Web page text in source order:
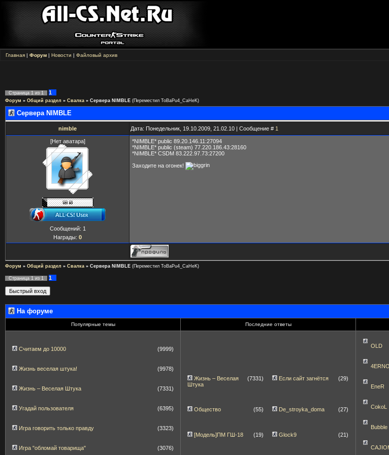
Главная | Форум | Новости | Файловый архив
Страница 1 из 1 1
Форум » Общий раздел » Свалка » Сервера NIMBLE (Переместил ToBaPu4_CaHeK)
Сервера NIMBLE
nimble Дата: Понедельник, 19.10.2009, 21.02.10 | Сообщение # 1
[Нет аватара]
Сообщений: 1
Награды: 0
*NIMBLE* public 89.20.146.11:27094
*NIMBLE* public (steam) 77.220.186.43:28160
*NIMBLE* CSDM 83.222.97.73:27200
Заходите на огонек!
Форум » Общий раздел » Свалка » Сервера NIMBLE (Переместил ToBaPu4_CaHeK)
Страница 1 из 1
1
На форуме
Популярные темы Последние ответы
Считаем до 10000 (9999)
Жизнь веселая штука! (9978)
Жизнь – Веселая Штука (7331)
Угадай пользователя (6395)
Игра говорить только правду (3323)
Игра "обломай товарища" (3076)
Жизнь – Веселая
Штука
(7331) Если сайт загнётся (29)
Общество (55) De_stroyka_doma (27)
[Модель]ПМ ГШ-18 (19) Glock9 (21)
OLD
EneR
CokoL
Bubble